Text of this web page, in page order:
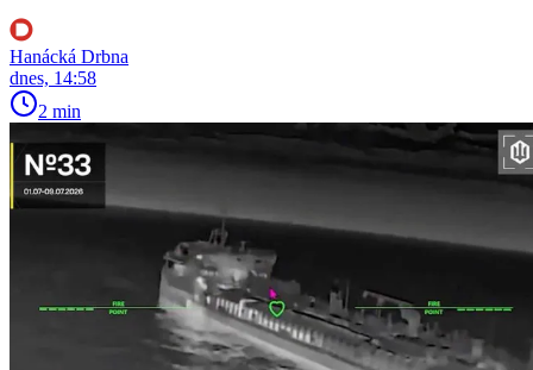
Hanácká Drbna
dnes, 14:58
2 min